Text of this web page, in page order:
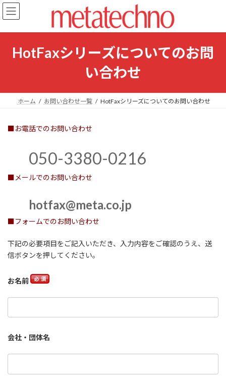
コ
ン
ン
プ
ナ
ビ
ー
動
HotFaxシリーズについてのお問
い合わせ
ホーム お問い合わせ一覧 HotFaxシリーズについてのお問い合わせ
■お電話でのお問い合わせ
050-3380-0216
■メールでのお問い合わせ
hotfax@meta.co.jp
■フォームでのお問い合わせ
下記の必要項目をご記入いただき、入力内容をご確認のうえ、送
信ボタンを押してください。
お名前
会社・団体名